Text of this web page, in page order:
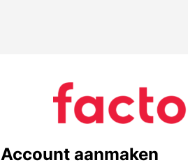
Account aanmaken